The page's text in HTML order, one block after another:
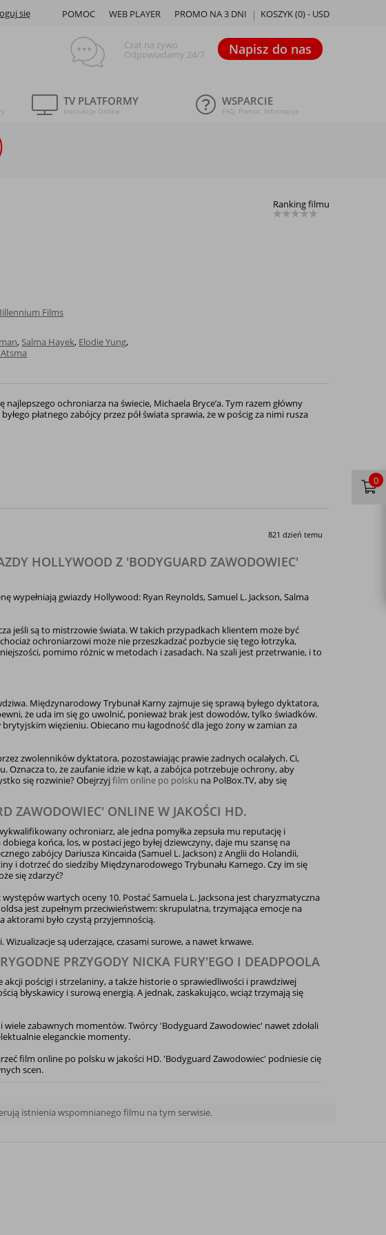
się KOSZYK (0) - USD
PROMO NA 3 DNI
WEB PLAYER
POMOC
Czat na żywo
Odpowiadamy 24/7 Napisz do nas
TV PLATFORMY
Instrukcje Online
WSPARCIE
FAQ, Pomoc, Informacje
Ranking filmu
Films
, Salma Hayek, Elodie Yung,
ochroniarza na świecie, Michaela Bryce’a. Tym razem główny
płatnego zabójcy przez pół świata sprawia, że w pościg za nimi rusza
821 dzień temu
HOLLYWOOD Z 'BODYGUARD ZAWODOWIEC'
gwiazdy Hollywood: Ryan Reynolds, Samuel L. Jackson, Salma
jeśli są to mistrzowie świata. W takich przypadkach klientem może być
ochroniarzowi może nie przeszkadzać pozbycie się tego łotrzyka,
pomimo różnic w metodach i zasadach. Na szali jest przetrwanie, i to
Międzynarodowy Trybunał Karny zajmuje się sprawą byłego dyktatora,
że uda im się go uwolnić, ponieważ brak jest dowodów, tylko świadków.
więzieniu. Obiecano mu łagodność dla jego żony w zamian za
zwolenników dyktatora, pozostawiając prawie żadnych ocalałych. Ci,
to, że zaufanie idzie w kąt, a zabójca potrzebuje ochrony, aby
się rozwinie? Obejrzyjfilm online po polsku na PolBox.TV, aby się
ZAWODOWIEC' ONLINE W JAKOŚCI HD.
ochroniarz, ale jedna pomyłka zepsuła mu reputację i
końca, los, w postaci jego byłej dziewczyny, daje mu szansę na
zabójcy Dariusza Kincaida (Samuel L. Jackson) z Anglii do Holandii,
i dotrzeć do siedziby Międzynarodowego Trybunału Karnego. Czy im się
się zdarzyć?
wartych oceny 10. Postać Samuela L. Jacksona jest charyzmatyczna
jest zupełnym przeciwieństwem: skrupulatna, trzymająca emocje na
aktorami było czystą przyjemnością.
są uderzające, czasami surowe, a nawet krwawe.
PRZYGODY NICKA FURY'EGO I DEADPOOLA
pościgi i strzelaniny, a także historie o sprawiedliwości i prawdziwej
błyskawicy i surową energią. A jednak, zaskakująco, wciąż trzymają się
zabawnych momentów. Twórcy 'Bodyguard Zawodowiec' nawet zdołali
eleganckie momenty.
film online po polsku w jakości HD. 'Bodyguard Zawodowiec' podniesie cię
scen.
istnienia wspomnianego filmu na tym serwisie.
0